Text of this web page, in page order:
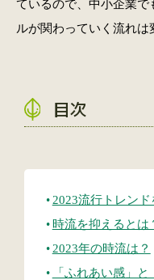
ているので、中小企業で
ルが関わっていく流れは
目次
2023流行トレンド
時流を抑えるとは
2023年の時流は？
「ふれあい感」と